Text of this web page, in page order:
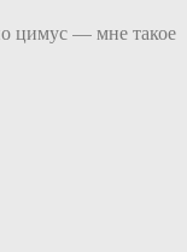
цимус — мне такое